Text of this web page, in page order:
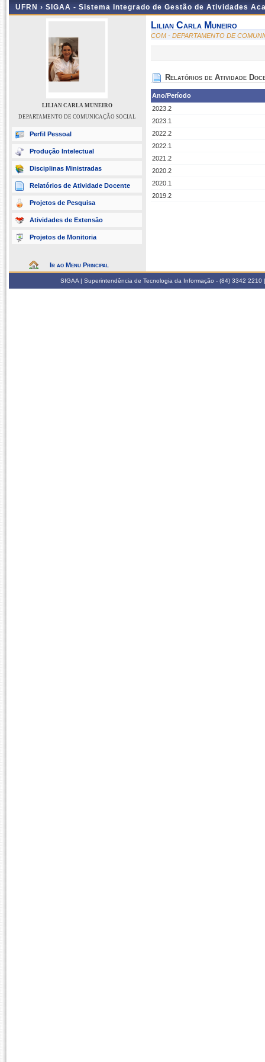
UFRN › SIGAA - Sistema Integrado de Gestão de Atividades
LILIAN CARLA MUNEIRO
DEPARTAMENTO DE COMUNICAÇÃO SOCIAL
Perfil Pessoal
Produção Intelectual
Disciplinas Ministradas
Relatórios de Atividade Docente
Projetos de Pesquisa
Atividades de Extensão
Projetos de Monitoria
Ir ao Menu Principal
Lilian Carla Muneiro
COM - DEPARTAMENTO DE
Relatórios de Atividade
Ano/Período
2023.2
2023.1
2022.2
2022.1
2021.2
2020.2
2020.1
2019.2
SIGAA | Superintendência de Tecnologia da Informação - (84) 3342